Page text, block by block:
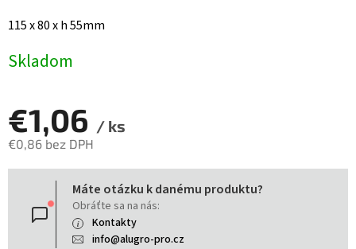
115 x 80 x h 55mm
Skladom
€1,06 / ks
€0,86 bez DPH
Jednotková
Máte otázku k danému produktu?
Obráťte sa na nás:
Kontakty
info@alugro-pro.cz